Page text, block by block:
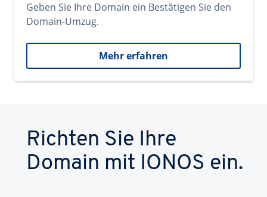
Geben Sie Ihre Domain ein Bestätigen Sie den
Domain-Umzug.
Mehr erfahren
Richten Sie Ihre
Domain mit IONOS ein.